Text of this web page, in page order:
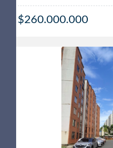
$260.000.000